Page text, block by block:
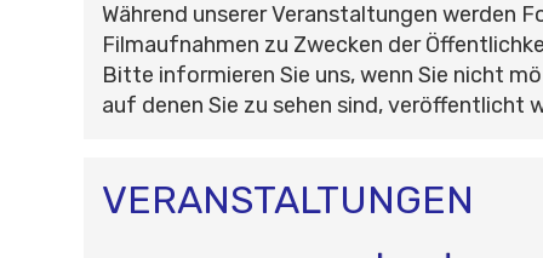
Während unserer Veranstaltungen werden
Filmaufnahmen zu Zwecken der
Bitte informieren Sie uns, wenn Sie nicht
auf denen Sie zu sehen sind, veröffentlicht
VERANSTALTUNGEN